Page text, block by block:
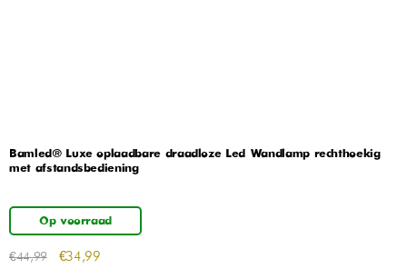
Bamled® Luxe oplaadbare draadloze Led Wandlamp rechthoekig
met afstandsbediening
Op voorraad
€44,99 €34,99